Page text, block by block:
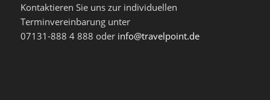
Kontaktieren Sie uns zur individuellen
Terminvereinbarung unter
07131-888 4 888 oder info@travelpoint.de